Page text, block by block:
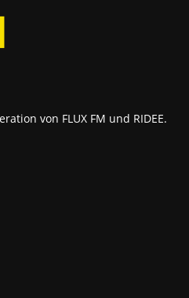
von FLUX FM und RIDEE.